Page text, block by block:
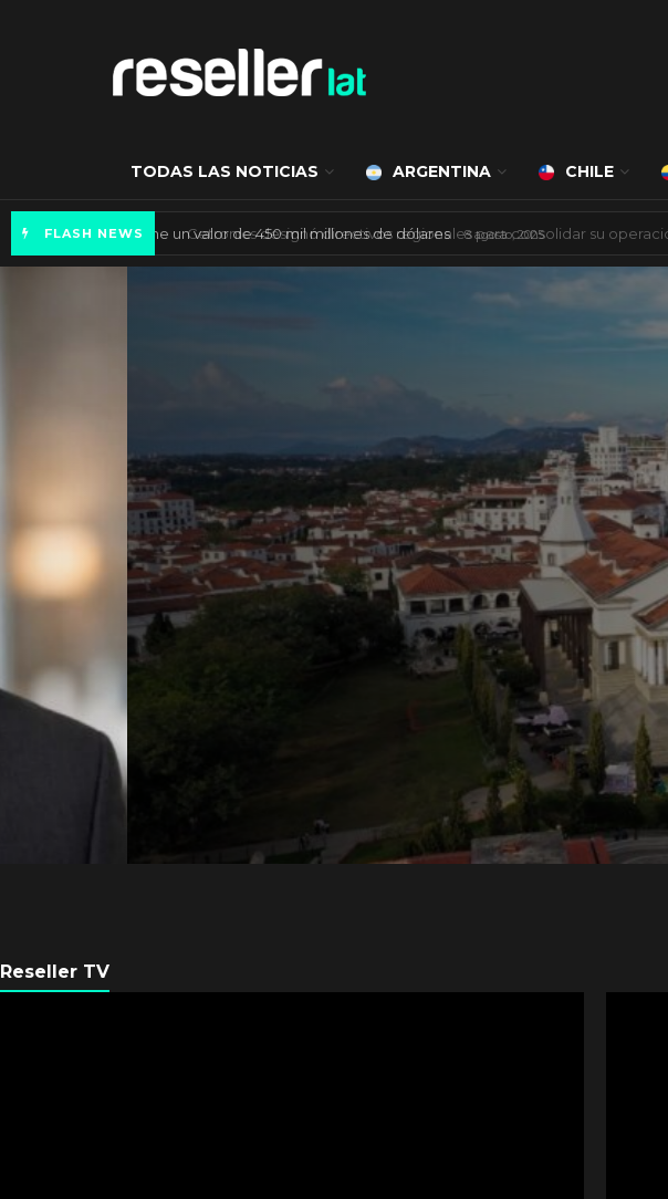
TODAS LAS NOTICIAS ARGENTINA CHILE
FLASH NEWS Mercado de IA agéntica tiene un valor de 450 mil millones de dólares
Axis Communications y
Guatemala crean una
ciudad inteligente
Reseller TV